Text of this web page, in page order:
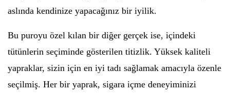
aslında kendinize yapacağınız bir iyilik.
Bu puroyu özel kılan bir diğer gerçek ise, içindeki
tütünlerin seçiminde gösterilen titizlik. Yüksek kaliteli
yapraklar, sizin için en iyi tadı sağlamak amacıyla özenle
seçilmiş. Her bir yaprak, sigara içme deneyiminizi